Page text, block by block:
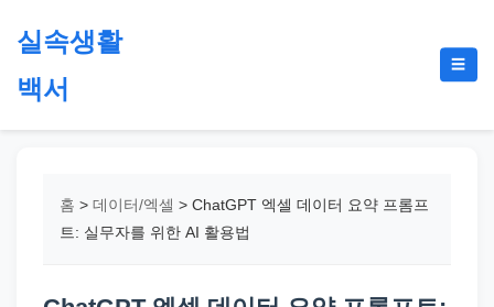
실속생활
백서
절
메
뉴
☰
홈 > 데이터/엑셀 > ChatGPT 엑셀 데이터 요약 프롬프
트: 실무자를 위한 AI 활용법